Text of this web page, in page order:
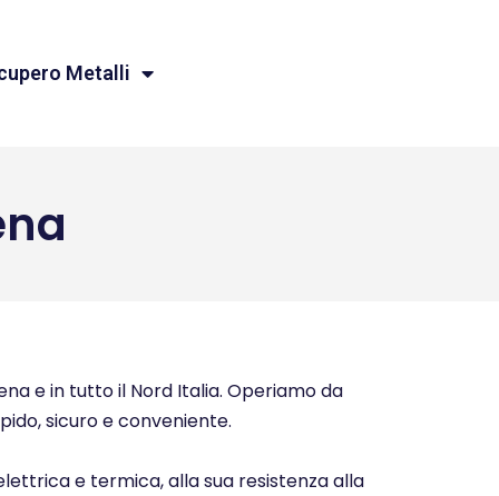
Metalli
e in tutto il Nord Italia. Operiamo da
sicuro e conveniente.
e termica, alla sua resistenza alla